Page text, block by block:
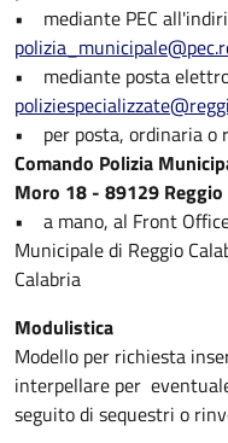
• mediante PEC
• mediante posta
• per posta, ordinaria o
Comando Polizia
Moro 18 - 89129 Reggio
• a mano, al Front
Municipale di Reggio
Calabria
Modulistica
Modello per richiesta
interpellare per
seguito di sequestri o